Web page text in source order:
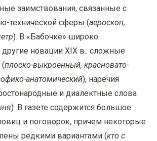
заимствования, связанные с
технической сферы (аероскоп,
). В «Бабочке» широко
новации XIX в.: сложные
(плоско-выкроенный, красновато-
анатомический), наречия
и диалектные слова
). В газете содержится большое
и поговорок, причем некоторые
редкими вариантами (кто с